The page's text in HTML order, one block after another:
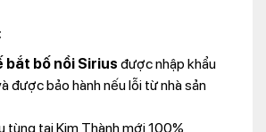
bắt bố nồi Sirius được nhập khẩu
được bảo hành nếu lỗi từ nhà sản
tùng tại Kim Thành mới 100%